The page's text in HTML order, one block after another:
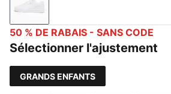
PUMA White-PUMA Silver-
50 % DE RABAIS - SANS CODE
Sélectionner l'ajustement
GRANDS ENFANTS